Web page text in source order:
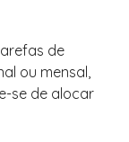
de
ou mensal,
se de alocar